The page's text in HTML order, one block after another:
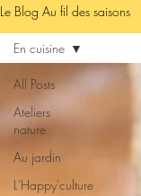
Le Blog Au fil des saisons
All Posts
Ateliers
nature
Au jardin
L'Happy'culture
En cuisine